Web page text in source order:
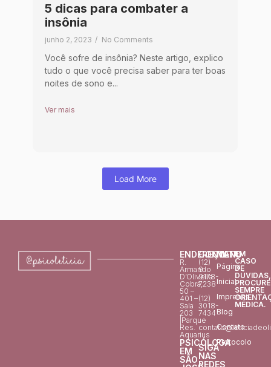
5 dicas para combater a
insônia
junho 2, 2023 / No Comments
Você sofre de insônia? Neste artigo, explico
tudo o que você precisa saber para ter boas
noites de sono e...
Ver mais
Load More
ENDEREÇO
R.
Armando
D’Oliveira
Cobra,
50 –
401 –
Sala
203
|Parque
Res.
Aquarius
PSICÓLOGA
EM
SÃO
CONTATO
(12)
9
9178-
7238
(12)
3018-
7434
SIGA
NAS
REDES
MENU
Página
Inicial
Imprensa
Blog
Contato
Protocolo
EM
CASO
DE
DÚVIDAS,
PROCURE
SEMPRE
MÉDICA.